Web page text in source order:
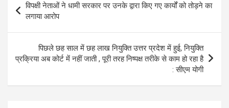
navigation
विपक्षी नेताओं ने धामी सरकार पर उनके द्वारा किए गए कार्यों को तोड़ने का
लगाया आरोप
पिछले छह साल में छह लाख नियुक्ति उत्तर प्रदेश में हुई, नियुक्ति
प्रक्रिया अब कोर्ट में नहीं जाती , पूरी तरह निष्पक्ष तरीके से काम हो रहा है
: सीएम योगी